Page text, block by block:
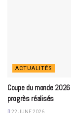
ACTUALITÉS
Coupe du monde
progrès réalisés
22 JUNE 2026